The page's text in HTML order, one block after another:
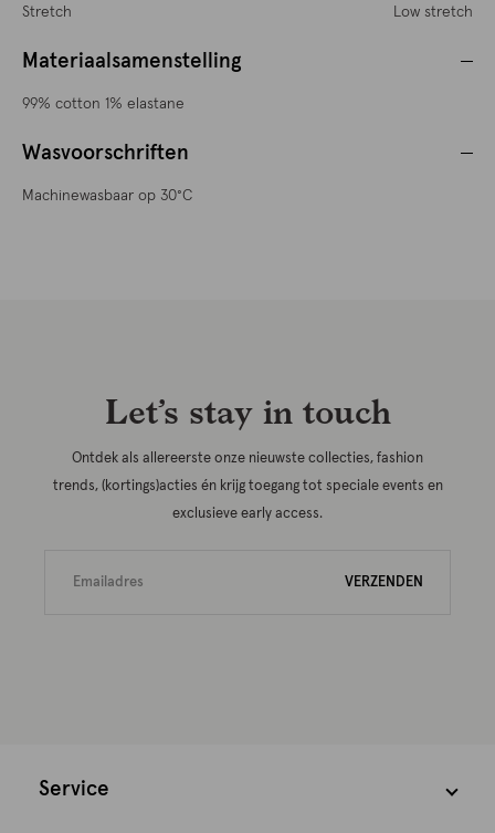
Stretch
Low stretch
Materiaalsamenstelling
99% cotton 1% elastane
Wasvoorschriften
Machinewasbaar op 30°C
Let’s stay in touch
Ontdek als allereerste onze nieuwste collecties, fashion
trends, (kortings)acties én krijg toegang tot speciale events en
exclusieve early access.
VERZENDEN
Service